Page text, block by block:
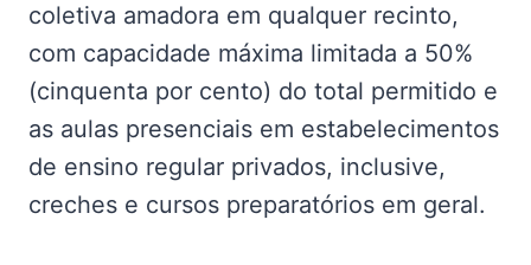
coletiva amadora em qualquer recinto,
com capacidade máxima limitada a 50%
(cinquenta por cento) do total permitido e
as aulas presenciais em estabelecimentos
de ensino regular privados, inclusive,
creches e cursos preparatórios em geral.